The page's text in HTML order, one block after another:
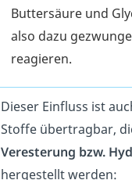
Buttersäure und
also dazu
reagieren.
Dieser Einfluss ist
Stoffe übertragbar,
Veresterung bzw.
hergestellt werden: